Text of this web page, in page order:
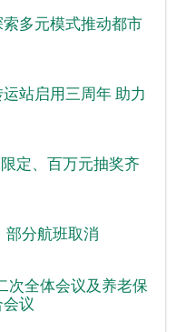
多元模式推动都市
站启用三周年 助力
定、百万元抽奖齐
分航班取消
次全体会议及养老保
议